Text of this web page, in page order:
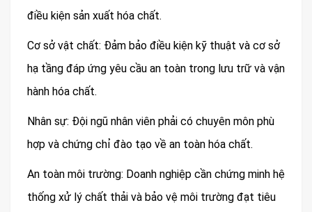
điều kiện sản xuất hóa chất.
Cơ sở vật chất: Đảm bảo điều kiện kỹ thuật và cơ sở
hạ tầng đáp ứng yêu cầu an toàn trong lưu trữ và vận
hành hóa chất.
Nhân sự: Đội ngũ nhân viên phải có chuyên môn phù
hợp và chứng chỉ đào tạo về an toàn hóa chất.
An toàn môi trường: Doanh nghiệp cần chứng minh hệ
thống xử lý chất thải và bảo vệ môi trường đạt tiêu